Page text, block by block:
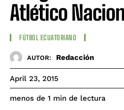
Atlético
FÚTBOL ECUATORIANO
AUTOR: Redacción
April 23, 2015
menos de 1 min de lectura